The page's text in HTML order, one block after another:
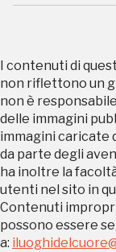
I contenuti di
non riflettono un
non è
delle immagini
immagini caricate
da parte degli
ha inoltre la
utenti nel sito in
Contenuti
possono essere
a: